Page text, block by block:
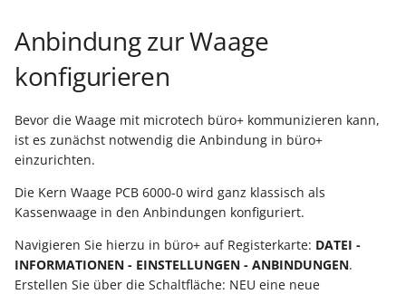
Anbindung zur Waage
konfigurieren
Bevor die Waage mit microtech büro+ kommunizieren kann,
ist es zunächst notwendig die Anbindung in büro+
einzurichten.
Die Kern Waage PCB 6000-0 wird ganz klassisch als
Kassenwaage in den Anbindungen konfiguriert.
Navigieren Sie hierzu in büro+ auf Registerkarte: DATEI -
INFORMATIONEN - EINSTELLUNGEN - ANBINDUNGEN.
Erstellen Sie über die Schaltfläche: NEU eine neue
vCalendar-Dateien
Navigationslinks
in Übersichten und in
Detail-Ansichten
Übersichten: Drag &
Unterstützung für
Grundpreis-Einheiten
LCD-Kundendisplay für
Kassensysteme
Auftragsnummern in
Kasse
Gestalten von
Kassenprüfung TSE